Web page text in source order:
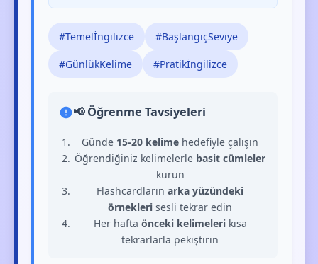
#Temelİngilizce #BaşlangıçSeviye
#GünlükKelime #Pratikİngilizce
📢 Öğrenme Tavsiyeleri
Günde 15-20 kelime hedefiyle çalışın
Öğrendiğiniz kelimelerle basit cümleler
kurun
Flashcardlarınarka yüzündeki
örnekleri sesli tekrar edin
Her hafta önceki kelimelerikısa
tekrarlarla pekiştirin